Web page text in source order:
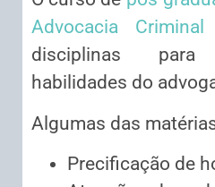
Advocacia Criminal
disciplinas
habilidades do
Algumas das
Precificação de